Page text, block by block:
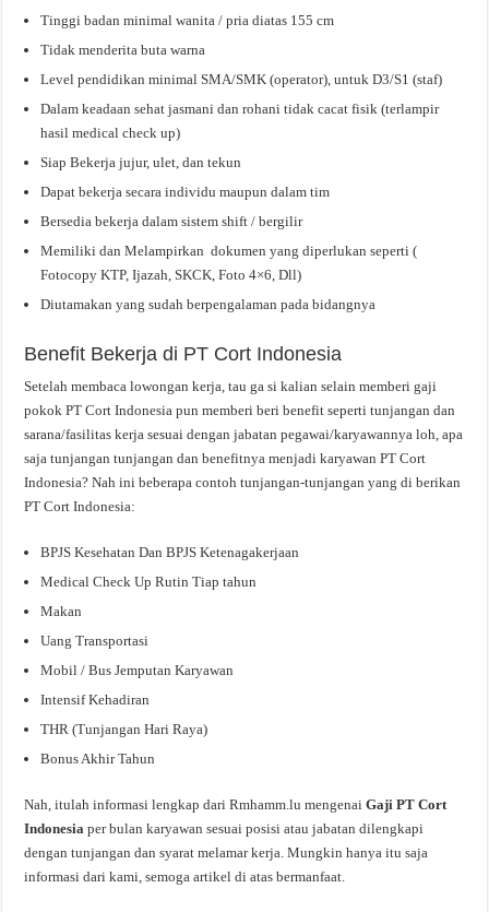
Tinggi badan minimal wanita / pria diatas 155 cm
Tidak menderita buta warna
Level pendidikan minimal SMA/SMK (operator), untuk D3/S1 (staf)
Dalam keadaan sehat jasmani dan rohani tidak cacat fisik (terlampir
hasil medical check up)
Siap Bekerja jujur, ulet, dan tekun
Dapat bekerja secara individu maupun dalam tim
Bersedia bekerja dalam sistem shift / bergilir
Memiliki dan Melampirkan dokumen yang diperlukan seperti (
Fotocopy KTP, Ijazah, SKCK, Foto 4×6, Dll)
Diutamakan yang sudah berpengalaman pada bidangnya
Benefit Bekerja di PT Cort Indonesia
Setelah membaca lowongan kerja, tau ga si kalian selain memberi gaji
pokok PT Cort Indonesia pun memberi beri benefit seperti tunjangan dan
sarana/fasilitas kerja sesuai dengan jabatan pegawai/karyawannya loh, apa
saja tunjangan tunjangan dan benefitnya menjadi karyawan PT Cort
Indonesia? Nah ini beberapa contoh tunjangan-tunjangan yang di berikan
PT Cort Indonesia:
BPJS Kesehatan Dan BPJS Ketenagakerjaan
Medical Check Up Rutin Tiap tahun
Makan
Uang Transportasi
Mobil / Bus Jemputan Karyawan
Intensif Kehadiran
THR (Tunjangan Hari Raya)
Bonus Akhir Tahun
Nah, itulah informasi lengkap dari Rmhamm.lu mengenaiGaji PT Cort
Indonesiaper bulan karyawan sesuai posisi atau jabatan dilengkapi
dengan tunjangan dan syarat melamar kerja. Mungkin hanya itu saja
informasi dari kami, semoga artikel di atas bermanfaat.